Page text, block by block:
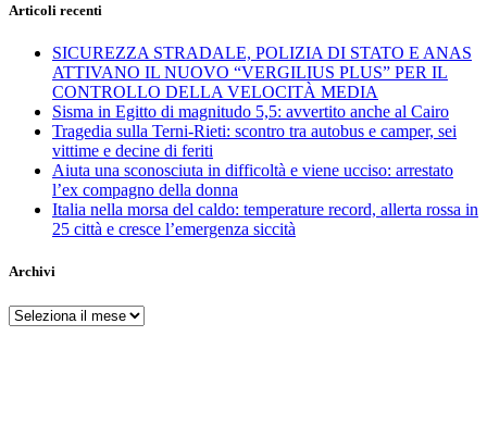
Articoli recenti
SICUREZZA STRADALE, POLIZIA DI STATO E ANAS
ATTIVANO IL NUOVO “VERGILIUS PLUS” PER IL
CONTROLLO DELLA VELOCITÀ MEDIA
Sisma in Egitto di magnitudo 5,5: avvertito anche al Cairo
Tragedia sulla Terni-Rieti: scontro tra autobus e camper, sei
vittime e decine di feriti
Aiuta una sconosciuta in difficoltà e viene ucciso: arrestato
l’ex compagno della donna
Italia nella morsa del caldo: temperature record, allerta rossa in
25 città e cresce l’emergenza siccità
Archivi
Archivi